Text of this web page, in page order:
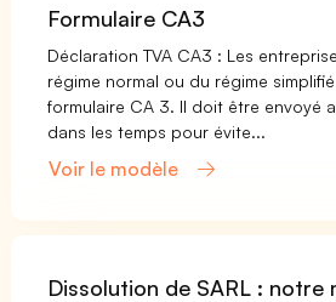
Formulaire CA3
Déclaration TVA CA3 : Les
régime normal ou du régime
formulaire CA 3. Il doit être envoyé
dans les temps pour évite...
Voir le modèle
Dissolution de SARL : notre